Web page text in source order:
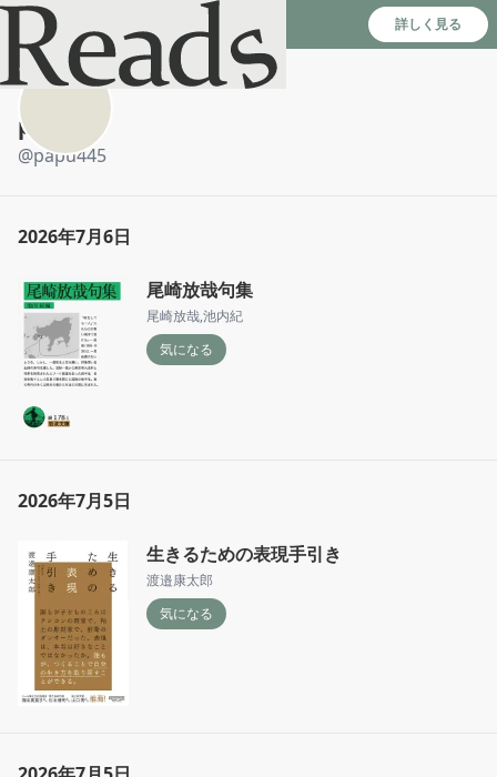
Reads - 読書のSNS＆記録アプリ 詳しく見る
papu
@papu445
2026年7月6日
尾崎放哉句集
尾崎放哉,池内紀
気になる
2026年7月5日
生きるための表現手引き
渡邉康太郎
気になる